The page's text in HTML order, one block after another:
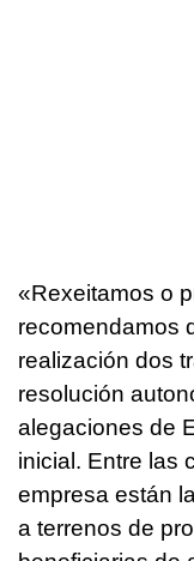
«Rexeitamos o
recomendamos
realización dos
resolución
alegaciones de
inicial. Entre las
empresa están
a terrenos de